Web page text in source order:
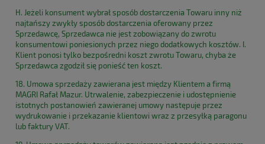
H. Jeżeli konsument wybrał sposób dostarczenia Towaru inny niż
najtańszy zwykły sposób dostarczenia oferowany przez
Sprzedawcę, Sprzedawca nie jest zobowiązany do zwrotu
konsumentowi poniesionych przez niego dodatkowych kosztów. I.
Klient ponosi tylko bezpośredni koszt zwrotu Towaru, chyba że
Sprzedawca zgodził się ponieść ten koszt.
18. Umowa sprzedaży zawierana jest między Klientem a firmą
MAGRI Rafał Mazur. Utrwalenie, zabezpieczenie i udostępnienie
istotnych postanowień zawieranej umowy następuje przez
wydrukowanie i przekazanie klientowi wraz z przesyłką paragonu
lub faktury VAT.